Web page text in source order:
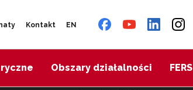
Kontakt EN
Obszary działalności FERS